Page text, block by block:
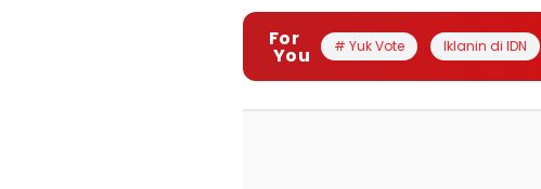
For
You # Yuk Vote Iklanin di IDN